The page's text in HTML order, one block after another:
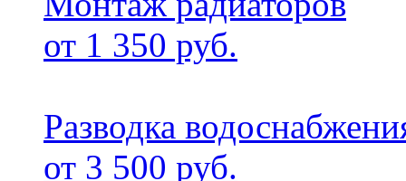
от 1 350 руб.
Разводка
от 3 500 руб.